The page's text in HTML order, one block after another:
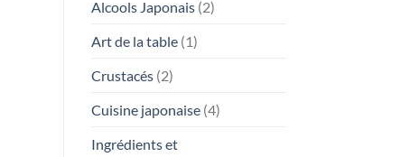
Alcools Japonais(2)
Art de la table(1)
Crustacés(2)
Cuisine japonaise(4)
Ingrédients et